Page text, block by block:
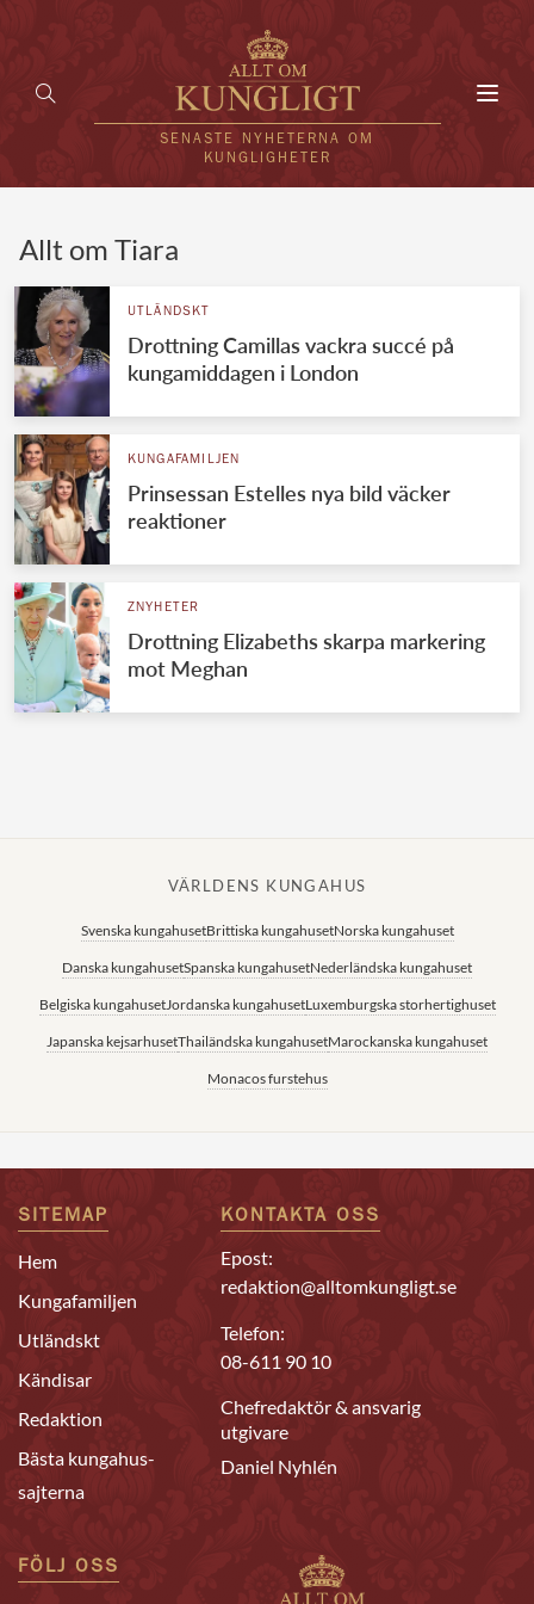
SENASTE NYHETERNA OM
KUNGLIGHETER
UTLÄNDSKT
VÄRLDENS KUNGAHUS
Svenska kungahuset
Brittiska kungahuset
Danska kungahuset
Spanska kungahuset
REDAKTION
Allt om Tiara
UTLÄNDSKT
Drottning Camillas vackra succé på
kungamiddagen i London
KUNGAFAMILJEN
Prinsessan Estelles nya bild väcker
reaktioner
ZNYHETER
Drottning Elizabeths skarpa markering
mot Meghan
VÄRLDENS KUNGAHUS
Svenska kungahusetBrittiska kungahusetNorska kungahuset
Danska kungahusetSpanska kungahusetNederländska kungahuset
Belgiska kungahusetJordanska kungahusetLuxemburgska storhertighuset
Japanska kejsarhusetThailändska kungahusetMarockanska kungahuset
Monacos furstehus
SITEMAP
Hem
Kungafamiljen
Utländskt
Kändisar
Redaktion
Bästa kungahus-
sajterna
KONTAKTA OSS
Epost:
redaktion@alltomkungligt.se
Telefon:
08-611 90 10
Chefredaktör & ansvarig
utgivare
Daniel Nyhlén
FÖLJ OSS